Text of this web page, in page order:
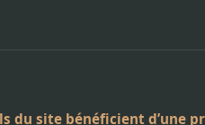
site bénéficient d’une